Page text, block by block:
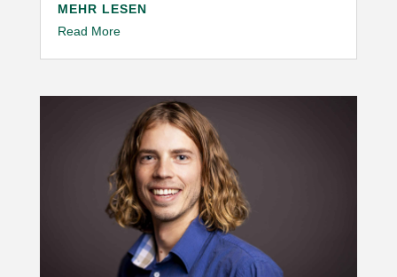
MEHR LESEN
Read More